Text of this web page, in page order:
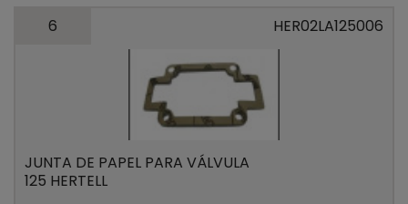
6 HER02LA125006
JUNTA DE PAPEL PARA VÁLVULA
125 HERTELL